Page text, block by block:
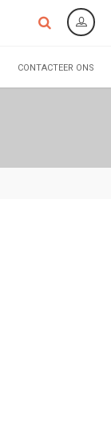
CONTACTEER ONS